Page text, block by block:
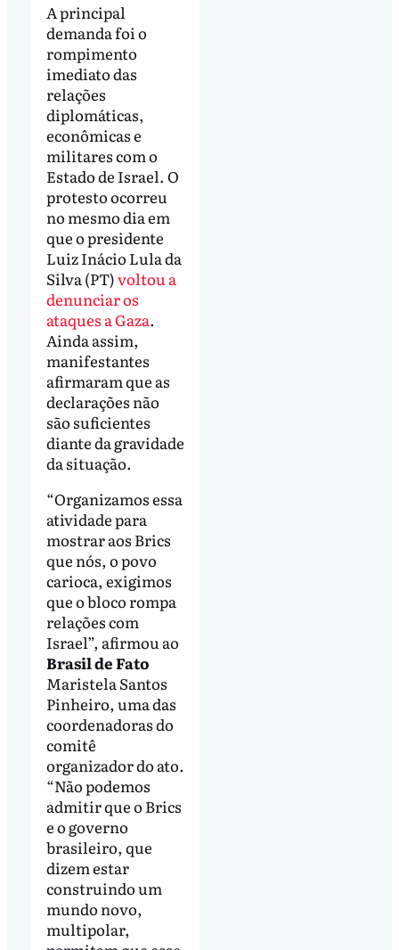
A principal
demanda foi o
rompimento
imediato das
relações
diplomáticas,
econômicas e
militares com o
Estado de Israel. O
protesto ocorreu
no mesmo dia em
que o presidente
Luiz Inácio Lula da
Silva (PT)voltou a
denunciar os
ataques a Gaza.
Ainda assim,
manifestantes
afirmaram que as
declarações não
são suficientes
diante da gravidade
da situação.
“Organizamos essa
atividade para
mostrar aos Brics
que nós, o povo
carioca, exigimos
que o bloco rompa
relações com
Israel”, afirmou ao
Brasil de Fato
Maristela Santos
Pinheiro, uma das
coordenadoras do
comitê
organizador do ato.
“Não podemos
admitir que o Brics
e o governo
brasileiro, que
dizem estar
construindo um
mundo novo,
multipolar,